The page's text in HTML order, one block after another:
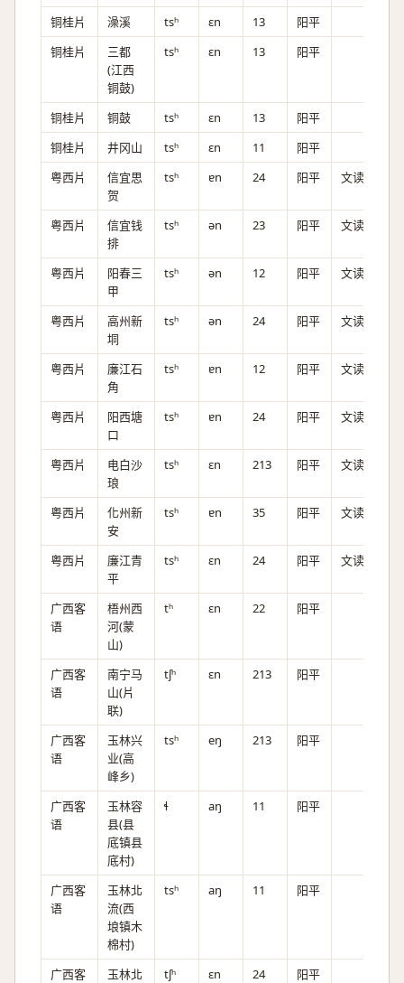
铜桂片 澡溪 tsʰ ɛn 13
阳平
铜桂片
三都
(江西
铜鼓)
tsʰ ɛn 13 阳平
铜桂片 铜鼓 tsʰ ɛn 13
阳平
铜桂片
井冈山 tsʰ ɛn 11
阳平
粤西片
信宜思
贺
tsʰ ɐn 24 阳平 文读
粤西片
信宜钱
排
tsʰ ən 23 阳平 文读
粤西片
阳春三
甲
tsʰ ən 12 阳平 文读
粤西片
高州新
垌
tsʰ ən 24 阳平 文读
粤西片
廉江石
角
tsʰ ɐn 12 阳平 文读
粤西片
阳西塘
口
tsʰ ɐn 24 阳平 文读
粤西片
电白沙
琅
tsʰ ɛn 213 阳平 文读
粤西片
化州新
安
tsʰ ɐn 35 阳平 文读
粤西片
廉江青
平
tsʰ ɛn 24 阳平 文读
广西客
语
梧州西
河(蒙
山)
tʰ ɛn 22 阳平
广西客
语
南宁马
山(片
联)
tʃʰ ɛn 213 阳平
广西客
语
玉林兴
业(高
峰乡)
tsʰ eŋ 213 阳平
广西客
语
玉林容
县(县
底镇县
底村)
ɬ aŋ 11 阳平
广西客
语
玉林北
流(西
埌镇木
棉村)
tsʰ aŋ 11 阳平
广西客
玉林北
tʃʰ ɛn 24 阳平